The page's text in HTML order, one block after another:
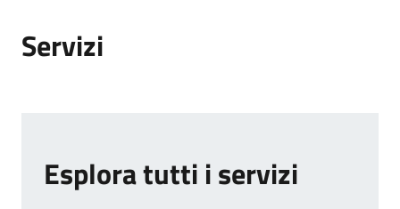
Servizi
Esplora tutti i servizi